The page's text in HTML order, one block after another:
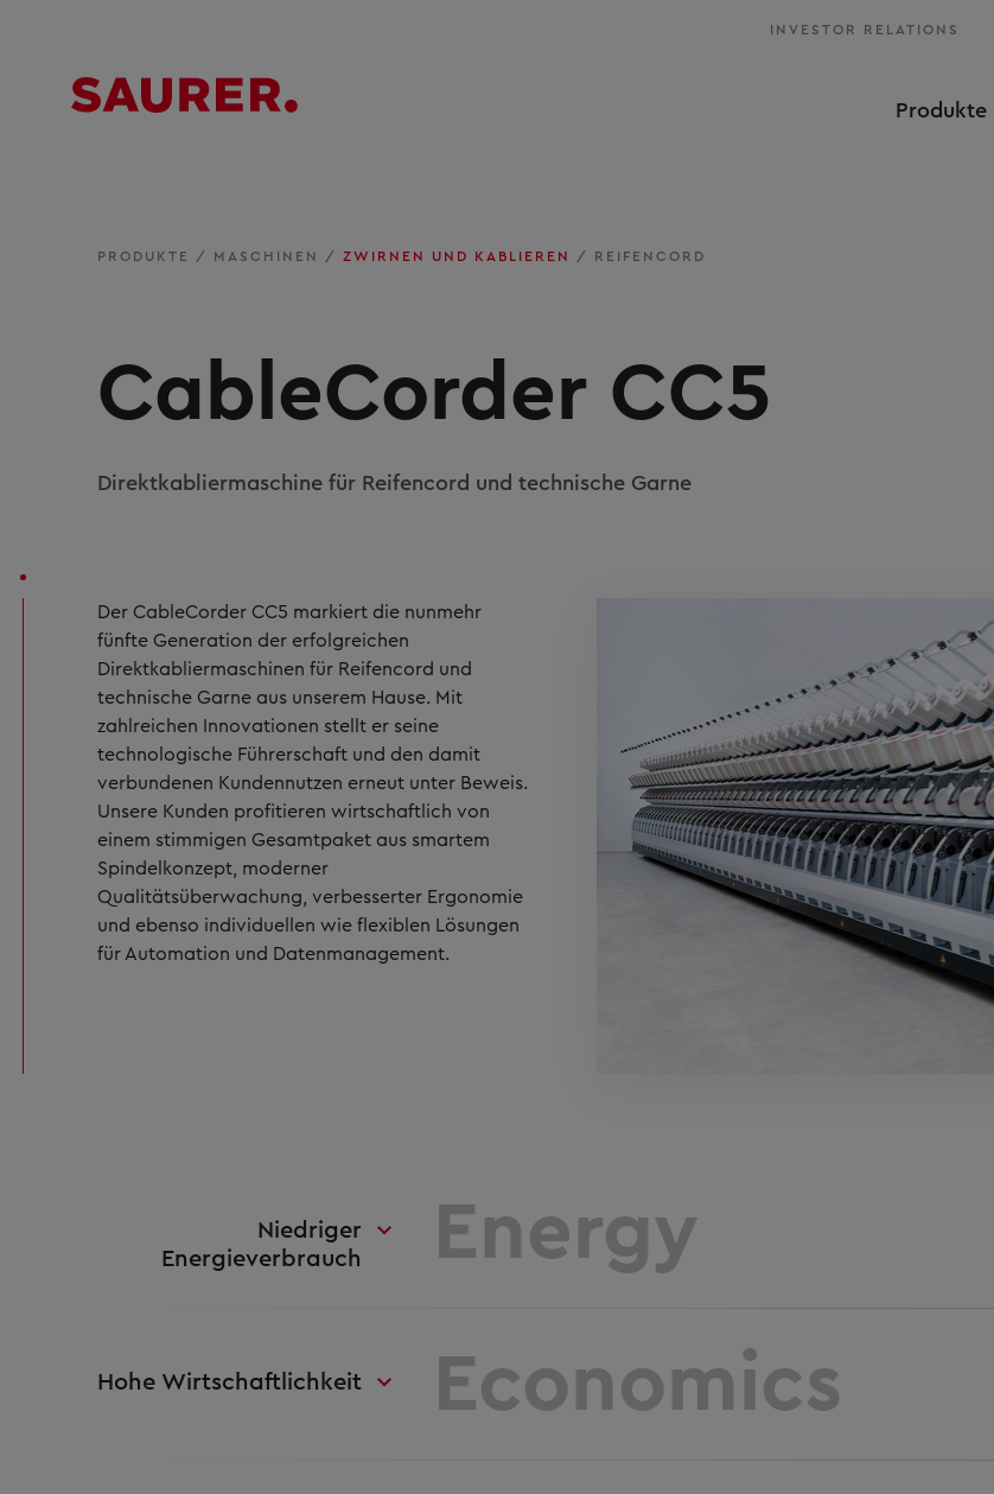
INVESTOR RELATIONS
Produkte
PRODUKTE / MASCHINEN / ZWIRNEN UND KABLIEREN / REIFENCORD
CableCorder CC5
Direktkabliermaschine für Reifencord und technische Garne
Der CableCorder CC5 markiert die nunmehr
fünfte Generation der erfolgreichen
Direktkabliermaschinen für Reifencord und
technische Garne aus unserem Hause. Mit
zahlreichen Innovationen stellt er seine
technologische Führerschaft und den damit
verbundenen Kundennutzen erneut unter Beweis.
Unsere Kunden profitieren wirtschaftlich von
einem stimmigen Gesamtpaket aus smartem
Spindelkonzept, moderner
Qualitätsüberwachung, verbesserter Ergonomie
und ebenso individuellen wie flexiblen Lösungen
für Automation und Datenmanagement.
Niedriger
Energieverbrauch
Energy
Hohe Wirtschaftlichkeit Economics